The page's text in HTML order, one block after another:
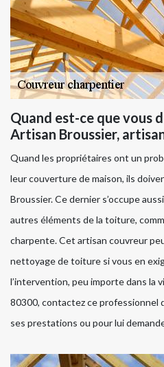
Quand est-ce que vous
Artisan Broussier,
Quand les propriétaires ont un
leur couverture de maison, ils
Broussier. Ce dernier s’occupe
autres éléments de la toiture,
charpente. Cet artisan couvreur
nettoyage de toiture si vous en
l’intervention, peu importe dans la
80300, contactez ce professionnel
ses prestations ou pour lui